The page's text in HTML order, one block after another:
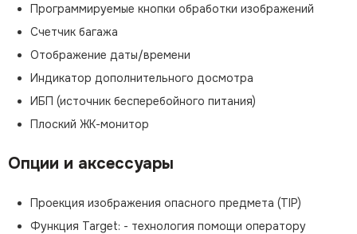
Программируемые кнопки обработки изображений
Счетчик багажа
Отображение даты/времени
Индикатор дополнительного досмотра
ИБП (источник бесперебойного питания)
Плоский ЖК-монитор
Опции и аксессуары
Проекция изображения опасного предмета (TIP)
Функция Target: - технология помощи оператору